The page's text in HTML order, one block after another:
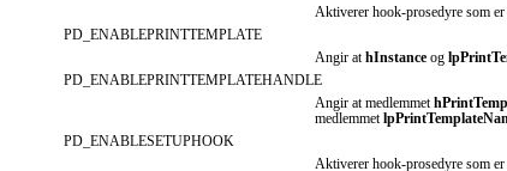
Aktiverer hook-prosedyre som
PD_ENABLEPRINTTEMPLATE
Angir athInstance og
PD_ENABLEPRINTTEMPLATEHANDLE
Angir at medlemmet
medlemmet
PD_ENABLESETUPHOOK
Aktiverer hook-prosedyre som